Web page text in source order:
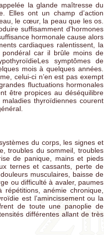
la glande maîtresse du
Elles ont un champ d’action
le cœur, la peau que les os.
suffisamment d’hormones
hormonale cause alors
cardiaques ralentissent, la
car il brûle moins de
symptômes de
mois à quelques années.
celui-ci n’en est pas exempt
fluctuations hormonales
être propices au déséquilibre
thyroïdiennes courent
du corps, les signes et
troubles du sommeil, troubles
de panique, mains et pieds
ternes et cassants, perte de
musculaires, baisse de
ou difficulté à avaler, paumes
anémie chronique,
est l’amincissement ou la
de toute une panoplie de
différentes allant de très